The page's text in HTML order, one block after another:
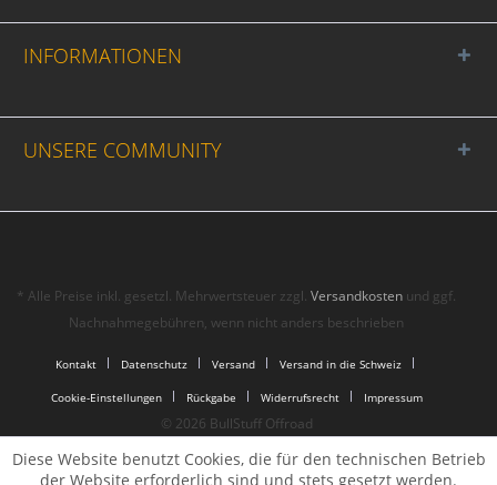
INFORMATIONEN
UNSERE COMMUNITY
* Alle Preise inkl. gesetzl. Mehrwertsteuer zzgl.Versandkosten und ggf.
Nachnahmegebühren, wenn nicht anders beschrieben
Kontakt Datenschutz Versand Versand in die Schweiz
Cookie-Einstellungen Rückgabe Widerrufsrecht Impressum
© 2026 BullStuff Offroad
Diese Website benutzt Cookies, die für den technischen Betrieb
der Website erforderlich sind und stets gesetzt werden.